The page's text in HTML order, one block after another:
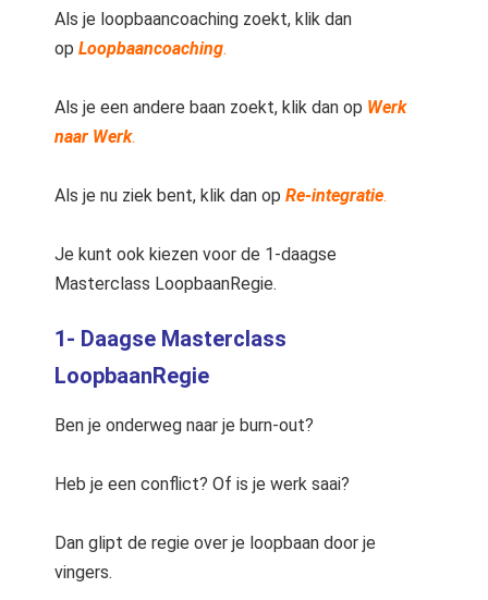
Als je loopbaancoaching zoekt, klik dan
op Loopbaancoaching.
Als je een andere baan zoekt, klik dan op Werk
naar Werk.
Als je nu ziek bent, klik dan op Re-integratie.
Je kunt ook kiezen voor de 1-daagse
Masterclass LoopbaanRegie.
1- Daagse Masterclass
LoopbaanRegie
Ben je onderweg naar je burn-out?
Heb je een conflict? Of is je werk saai?
Dan glipt de regie over je loopbaan door je
vingers.